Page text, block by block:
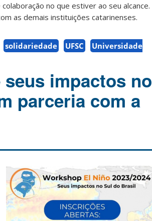
no que estiver ao seu alcance.
as demais instituições catarinenses.
solidariedade UFSC
Universidade
impactos no
parceria com a